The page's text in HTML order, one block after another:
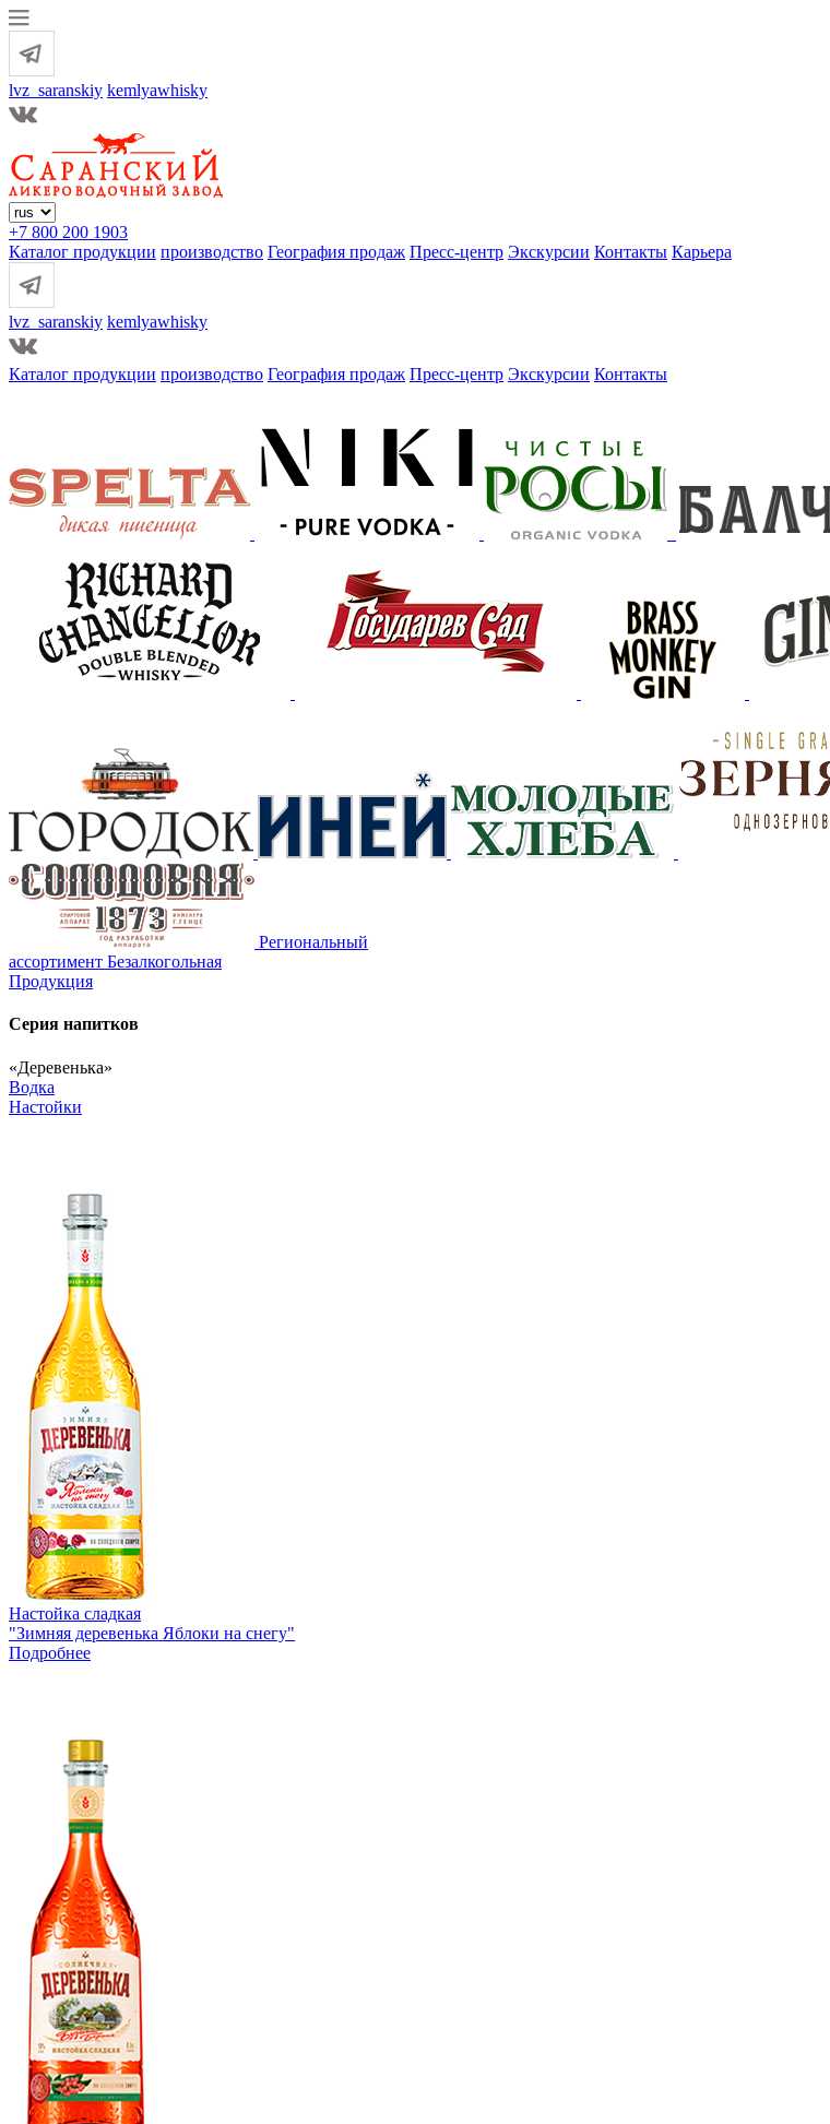
lvz_saranskiy kemlyawhisky
+7 800 200 1903
Каталог продукции производство География продаж Пресс-центр Экскурсии Контакты Карьера
lvz_saranskiy kemlyawhisky
Каталог продукции производство География продаж Пресс-центр Экскурсии Контакты
Региональный
ассортимент Безалкогольная
Продукция
Серия напитков
«Деревенька»
Водка
Настойки
Настойка сладкая
"Зимняя деревенька Яблоки на снегу"
Подробнее